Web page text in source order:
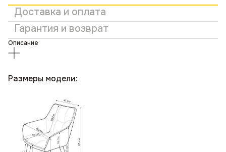
Доставка и оплата
Гарантия и возврат
Описание
Размеры модели: